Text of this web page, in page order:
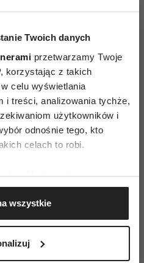
Twoich danych
przetwarzamy Twoje
korzystając z takich
celu wyświetlania
i treści, analizowania tychże,
użytkowników i
odnośnie tego, kto
celach to robi.
chcielibyśmy również:
Twojej lokalizacji
nawet do kilku metrów
urządzenie, aktywnie
odcisk palca)
wszystkie
ilość
Jeżeli
rozpoczęcia dnia
spróbować kawy
rozgrzewającej są
działa nie tylko
odprężająco.
napoju i mają liczne